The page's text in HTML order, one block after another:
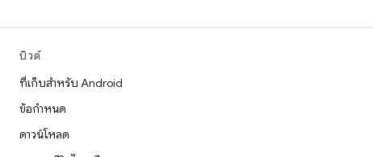
บิวด์
ที่เก็บสำหรับ Android
ข้อกำหนด
ดาวน์โหลด